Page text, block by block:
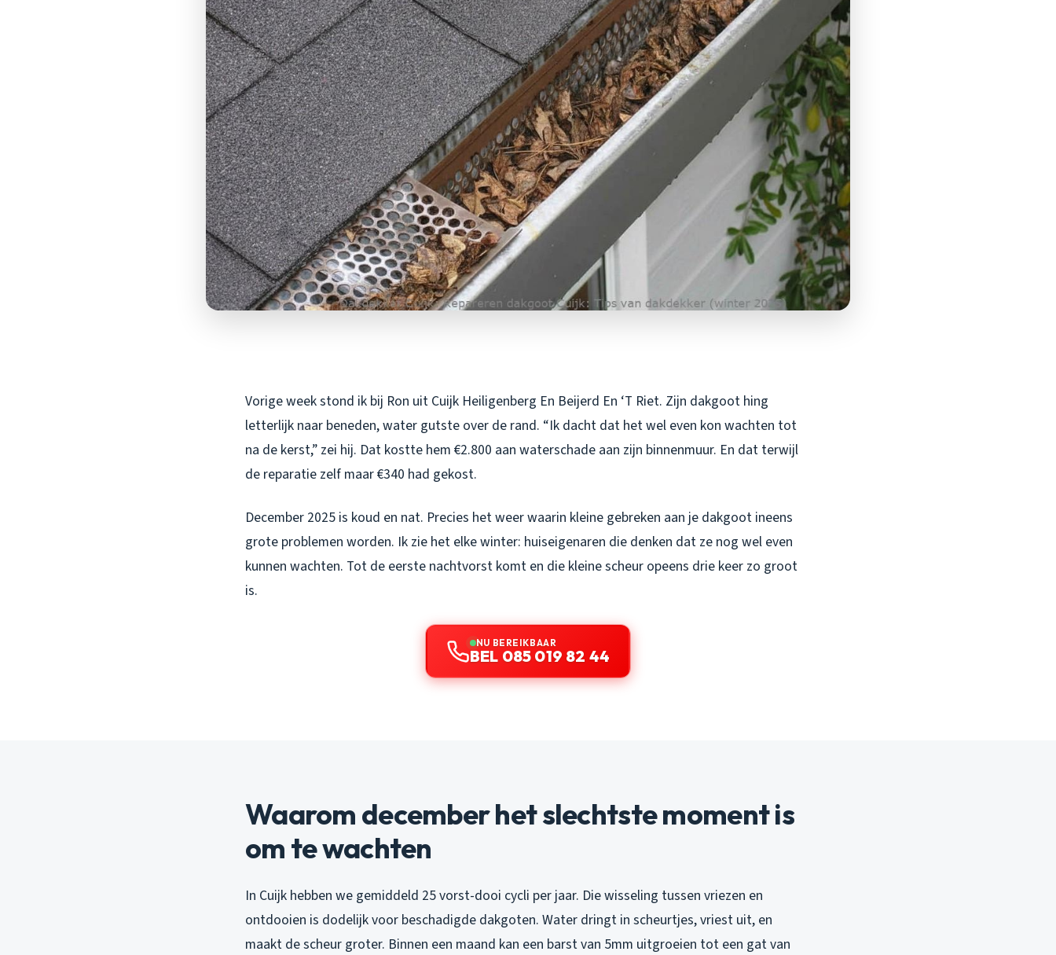
Vorige week stond ik bij Ron uit Cuijk Heiligenberg En Beijerd En ‘T Riet. Zijn dakgoot hing
letterlijk naar beneden, water gutste over de rand. “Ik dacht dat het wel even kon wachten tot
na de kerst,” zei hij. Dat kostte hem €2.800 aan waterschade aan zijn binnenmuur. En dat terwijl
de reparatie zelf maar €340 had gekost.
December 2025 is koud en nat. Precies het weer waarin kleine gebreken aan je dakgoot ineens
grote problemen worden. Ik zie het elke winter: huiseigenaren die denken dat ze nog wel even
kunnen wachten. Tot de eerste nachtvorst komt en die kleine scheur opeens drie keer zo groot
is.
NU BEREIKBAAR
BEL 085 019 82 44
Waarom december het slechtste moment is
om te wachten
In Cuijk hebben we gemiddeld 25 vorst-dooi cycli per jaar. Die wisseling tussen vriezen en
ontdooien is dodelijk voor beschadigde dakgoten. Water dringt in scheurtjes, vriest uit, en
maakt de scheur groter. Binnen een maand kan een barst van 5mm uitgroeien tot een gat van